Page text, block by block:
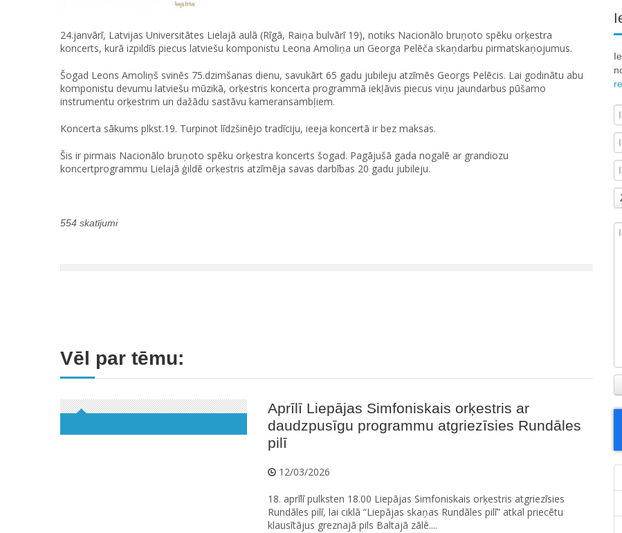
24.janvārī, Latvijas Universitātes Lielajā aulā (Rīgā, Raiņa bulvārī 19), notiks Nacionālo bruņoto spēku orķestra
koncerts, kurā izpildīs piecus latviešu komponistu Leona Amoliņa un Georga Pelēča skaņdarbu pirmatskaņojumus.
Šogad Leons Amoliņš svinēs 75.dzimšanas dienu, savukārt 65 gadu jubileju atzīmēs Georgs Pelēcis. Lai godinātu abu
komponistu devumu latviešu mūzikā, orķestris koncerta programmā iekļāvis piecus viņu jaundarbus pūšamo
instrumentu orķestrim un dažādu sastāvu kameransambļiem.
Koncerta sākums plkst.19. Turpinot līdzšinējo tradīciju, ieeja koncertā ir bez maksas.
Šis ir pirmais Nacionālo bruņoto spēku orķestra koncerts šogad. Pagājušā gada nogalē ar grandiozu
koncertprogrammu Lielajā ģildē orķestris atzīmēja savas darbības 20 gadu jubileju.
554 skatījumi
Vēl par tēmu:
Aprīlī Liepājas Simfoniskais orķestris ar
daudzpusīgu programmu atgriezīsies Rundāles
pilī
12/03/2026
18. aprīlī pulksten 18.00 Liepājas Simfoniskais orķestris atgriezīsies
Rundāles pilī, lai ciklā “Liepājas skaņas Rundāles pilī” atkal priecētu
klausītājus greznajā pils Baltajā zālē....